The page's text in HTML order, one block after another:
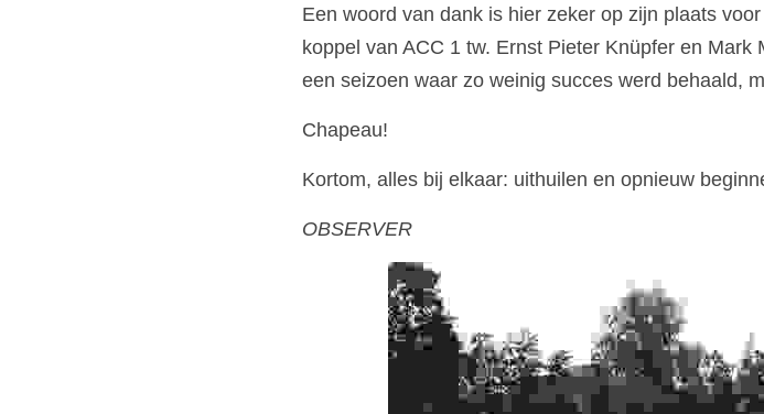
Een woord van dank is hier zeker op zijn plaats
koppel van ACC 1 tw. Ernst Pieter Knüpfer en
een seizoen waar zo weinig succes werd behaald,
Chapeau!
Kortom, alles bij elkaar: uithuilen en opnieuw
OBSERVER